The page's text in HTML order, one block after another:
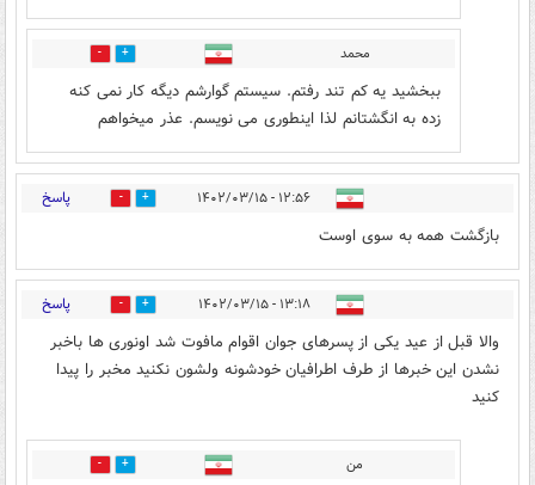
محمد 0
ببخشید یه کم تند رفتم. سیستم گوارشم دیگه کار نمی کنه
زده به انگشتانم لذا اینطوری می نویسم. عذر میخواهم
۱۲:۵۶ - ۱۴۰۲/۰۳/۱۵ 20 پاسخ
بازگشت همه به سوی اوست
۱۳:۱۸ - ۱۴۰۲/۰۳/۱۵ 11 پاسخ
والا قبل از عید یکی از پسرهای جوان اقوام مافوت شد اونوری ها باخبر
نشدن این خبرها از طرف اطرافیان خودشونه ولشون نکنید مخبر را پیدا
کنید
من 9